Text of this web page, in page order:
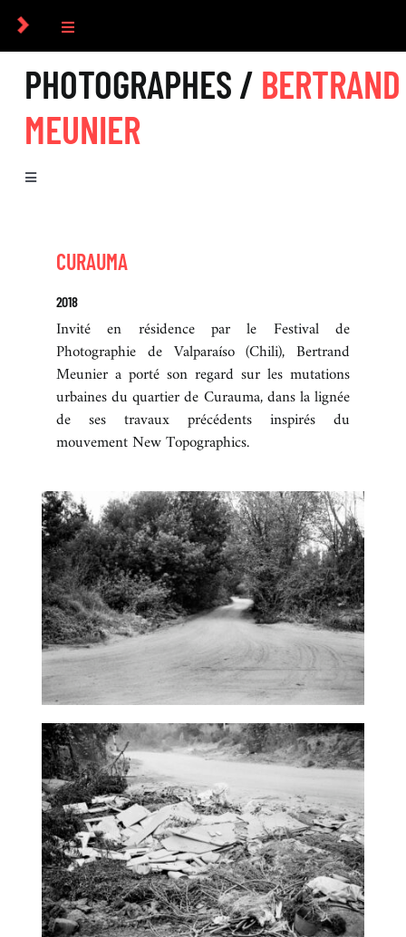
Passer
contenu
Toggle
Navigation
COLLECTIF
PHOTOGRAPHES
CULTUREL
RECHERCHE D’IMAGES
CONTACT
PHOTOGRAPHES / BERTRAND
MEUNIER
Toggle
EXPOSITIONS
CURAUMA
2018
Invité en résidence par le Festival de
Photographie de Valparaíso (Chili), Bertrand
Meunier a porté son regard sur les mutations
urbaines du quartier de Curauma, dans la lignée
de ses travaux précédents inspirés du
mouvement New Topographics.